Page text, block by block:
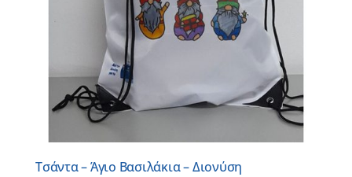
Τσάντα – Άγιο Βασιλάκια – Διονύση